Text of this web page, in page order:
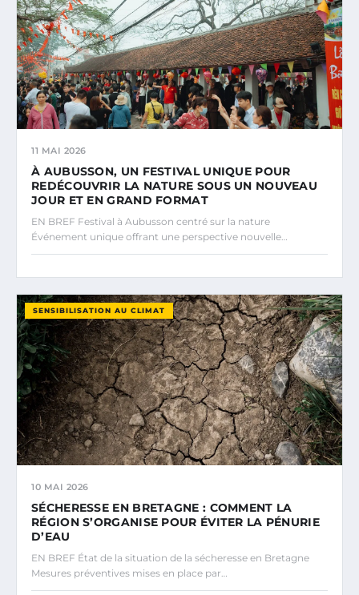
11 MAI 2026
À AUBUSSON, UN FESTIVAL UNIQUE POUR
REDÉCOUVRIR LA NATURE SOUS UN NOUVEAU
JOUR ET EN GRAND FORMAT
EN BREF Festival à Aubusson centré sur la nature
Événement unique offrant une perspective nouvelle…
SENSIBILISATION AU CLIMAT
10 MAI 2026
SÉCHERESSE EN BRETAGNE : COMMENT LA
RÉGION S’ORGANISE POUR ÉVITER LA PÉNURIE
D’EAU
EN BREF État de la situation de la sécheresse en Bretagne
Mesures préventives mises en place par…